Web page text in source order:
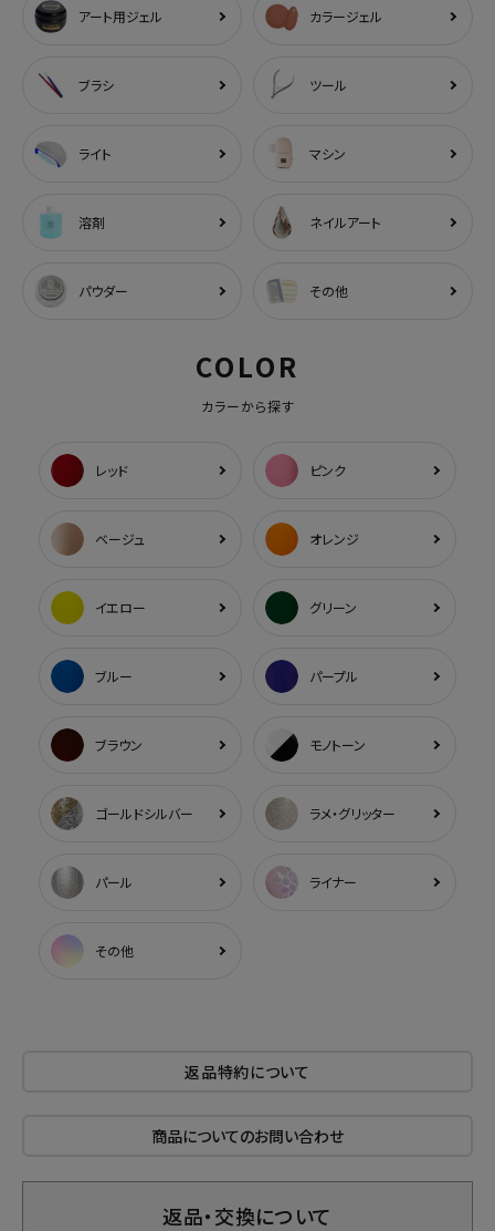
アート用ジェル カラージェル
ブラシ ツール
ライト マシン
溶剤 ネイルアート
パウダー その他
COLOR
カラーから探す
レッド ピンク
ベージュ オレンジ
イエロー グリーン
ブルー パープル
ブラウン モノトーン
ゴールドシルバー ラメ・グリッター
パール ライナー
その他
返品特約について
商品についてのお問い合わせ
返品・交換について